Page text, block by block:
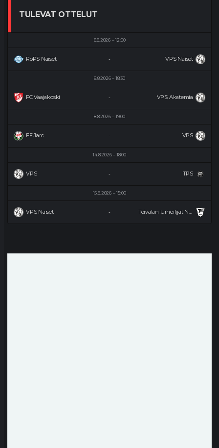
TULEVAT OTTELUT
8.8.2026 12:00
RoPS Naiset VPS Naiset
-
8.8.2026 18:30
FC Vaajakoski VPS Akatemia
-
8.8.2026 19:00
FF Jaro VPS
-
14.8.2026 18:00
VPS TPS
-
15.8.2026 15:00
VPS Naiset Toivalan Urheilijat Naiset
-